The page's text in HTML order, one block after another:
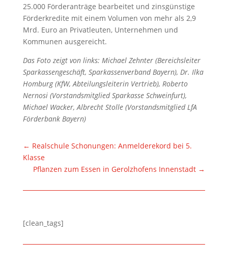
25.000 Förderanträge bearbeitet und zinsgünstige
Förderkredite mit einem Volumen von mehr als 2,9
Mrd. Euro an Privatleuten, Unternehmen und
Kommunen ausgereicht.
Das Foto zeigt von links: Michael Zehnter (Bereichsleiter
Sparkassengeschäft, Sparkassenverband Bayern), Dr. Ilka
Homburg (KfW, Abteilungsleiterin Vertrieb), Roberto
Nernosi (Vorstandsmitglied Sparkasse Schweinfurt),
Michael Wacker, Albrecht Stolle (Vorstandsmitglied LfA
Förderbank Bayern)
← Realschule Schonungen: Anmelderekord bei 5.
Klasse
Pflanzen zum Essen in Gerolzhofens Innenstadt →
[clean_tags]